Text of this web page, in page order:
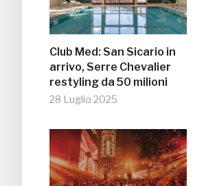
Club Med: San Sicario in
arrivo, Serre Chevalier
restyling da 50 milioni
28 Luglio 2025